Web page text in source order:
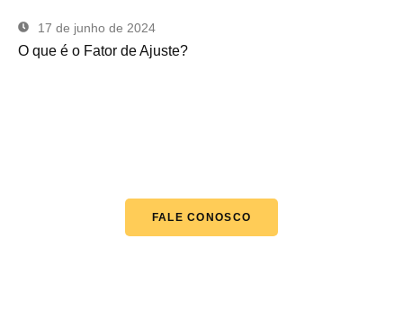
17 de junho de 2024
O que é o Fator de Ajuste?
FALE CONOSCO